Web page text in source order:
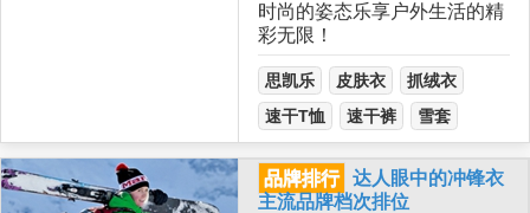
时尚的姿态乐享户外生活的精
彩无限！
思凯乐 皮肤衣
抓绒衣
速干T恤
速干裤 雪套
品牌排行
达人眼中的冲锋衣
主流品牌档次排位